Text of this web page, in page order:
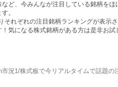
ど、今みんなが注目している銘柄をほ
。
それぞれの注目銘柄ランキングが表示
気になる株式銘柄がある方は是非お試
況1/株式板で今リアルタイムで話題の